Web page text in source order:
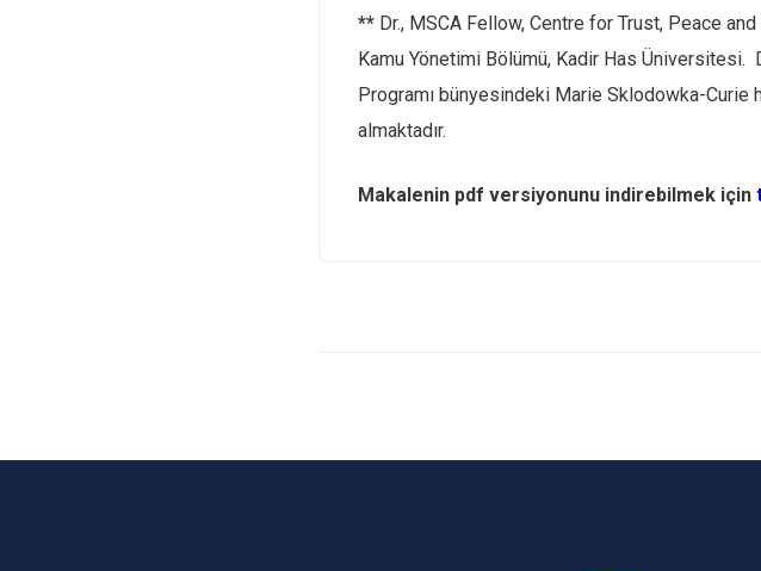
** Dr., MSCA Fellow, Centre for Trust, Peace
Kamu Yönetimi Bölümü, Kadir Has Üniversitesi.
Programı bünyesindeki Marie Sklodowka-
almaktadır.
Makalenin pdf versiyonunu indirebilmek için